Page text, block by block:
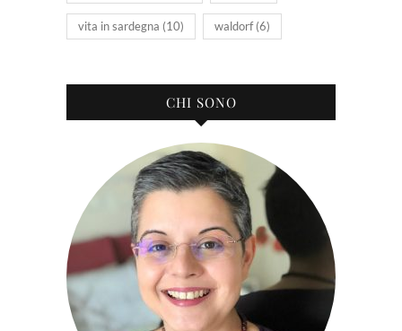
vita in sardegna (10) waldorf(6)
CHI SONO